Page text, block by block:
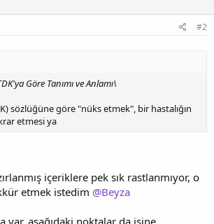
#2
Göre Tanımı ve Anlamı\
sözlüğüne göre "nüks etmek", bir hastalığın
etmesi ya
içeriklere pek sık rastlanmıyor, o
etmek istedim @Beyza
var, aşağıdaki noktalar da işine